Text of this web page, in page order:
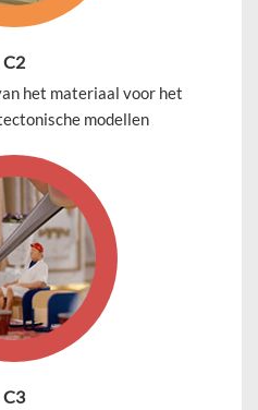
C2
het materiaal voor het
modellen
C3